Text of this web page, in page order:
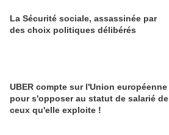
La Sécurité sociale, assassinée par
des choix politiques délibérés
UBER compte sur l'Union européenne
pour s'opposer au statut de salarié de
ceux qu'elle exploite !